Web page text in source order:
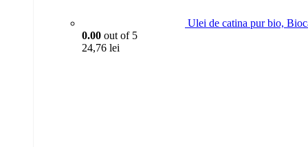
Ulei de catina pur bio,
0.00 out of 5
24,76 lei